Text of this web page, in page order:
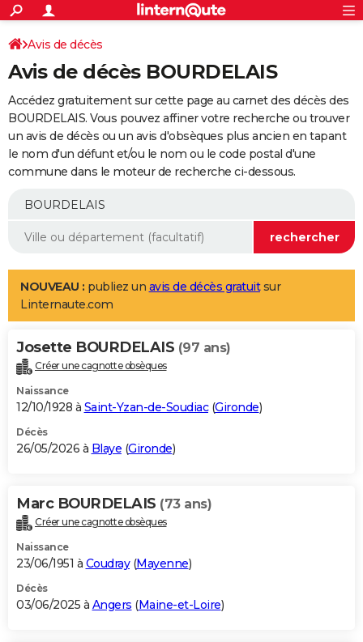
ACTUALITÉS
Politique
Société
Faits Divers
Education
Monde
Villes
+
SPORT
Coupe du monde 2026
Football
Tennis
Cyclisme
Rugby
Forum
Programme TV
TNT
Streaming
Cinéma
Sorties cinéma
Musique
+
FINANCE
Impôts
Immobilier
Risques naturels par ville
Banque
Assurance
Crédit
AUTO
Essais
Réserver un essai
Citadines
Berlines
SUV
Forum auto
+
Mobiles
Meilleur smartphone
Internet
Ordinateurs
Jeux vidéo
Guide high-tech
Aménagement intérieur
LIFESTYLE
Art de vivre
Bien-être
Loisirs
Mode
Modes de vie
Alimentation
Guide de la santé
Maladies
Médicaments
Sommeil
VOYAGE
Destinations
City break
Voyage nature
Voyage de noces
Forum
Climat
+PHOTO
GUIDES D'ACHAT
BONS PLANS
Carte de Noël
Carte Bonne année
Carte Saint-Valentin
Carte Pâques
Carte d'anniversaire
DICTIONNAIRE
Dictionnaire
Biographies
Citations
Expressions
Proverbes
PROGRAMME TV
S'inscrire
Se connecter
Lycées
Collèges
Primaires
Universités
Entreprises
Service militaire
Avis de recherche
AVIS DE DÉCÈS
Avis de décès
Avis de décès BOURDELAIS
Accédez gratuitement sur cette page au carnet des décès des
BOURDELAIS. Vous pouvez affiner votre recherche ou trouver
un avis de décès ou un avis d'obsèques plus ancien en tapant
le nom d'un défunt et/ou le nom ou le code postal d'une
commune dans le moteur de recherche ci-dessous.
NOUVEAU : publiez un avis de décès gratuitsur
Linternaute.com
Josette BOURDELAIS (97 ans)
Créer une cagnotte obsèques
Naissance
12/10/1928 à Saint-Yzan-de-Soudiac(Gironde)
Décès
26/05/2026 à Blaye (Gironde)
Marc BOURDELAIS (73 ans)
Créer une cagnotte obsèques
Naissance
23/06/1951 à Coudray(Mayenne)
Décès
03/06/2025 à Angers (Maine-et-Loire)